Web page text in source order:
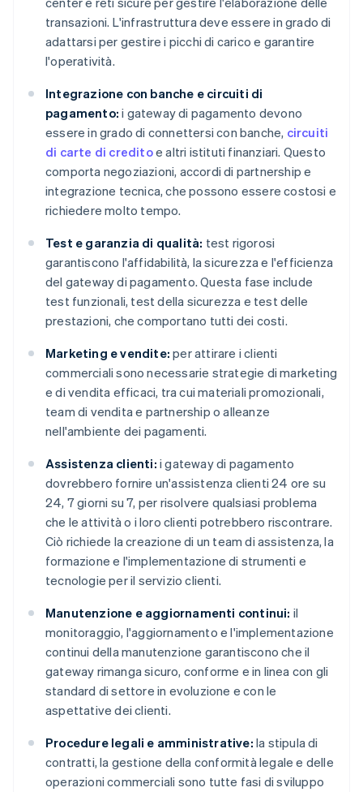
transazioni. L'infrastruttura deve essere in grado di
adattarsi per gestire i picchi di carico e garantire
l'operatività.
Integrazione con banche e circuiti di
pagamento: i gateway di pagamento devono
essere in grado di connettersi con banche, circuiti
di carte di creditoe altri istituti finanziari. Questo
comporta negoziazioni, accordi di partnership e
integrazione tecnica, che possono essere costosi e
richiedere molto tempo.
Test e garanzia di qualità: test rigorosi
garantiscono l'affidabilità, la sicurezza e l'efficienza
del gateway di pagamento. Questa fase include
test funzionali, test della sicurezza e test delle
prestazioni, che comportano tutti dei costi.
Marketing e vendite: per attirare i clienti
commerciali sono necessarie strategie di marketing
e di vendita efficaci, tra cui materiali promozionali,
team di vendita e partnership o alleanze
nell'ambiente dei pagamenti.
Assistenza clienti: i gateway di pagamento
dovrebbero fornire un'assistenza clienti 24 ore su
24, 7 giorni su 7, per risolvere qualsiasi problema
che le attività o i loro clienti potrebbero riscontrare.
Ciò richiede la creazione di un team di assistenza, la
formazione e l'implementazione di strumenti e
tecnologie per il servizio clienti.
Manutenzione e aggiornamenti continui: il
monitoraggio, l'aggiornamento e l'implementazione
continui della manutenzione garantiscono che il
gateway rimanga sicuro, conforme e in linea con gli
standard di settore in evoluzione e con le
aspettative dei clienti.
Procedure legali e amministrative: la stipula di
contratti, la gestione della conformità legale e delle
operazioni commerciali sono tutte fasi di sviluppo